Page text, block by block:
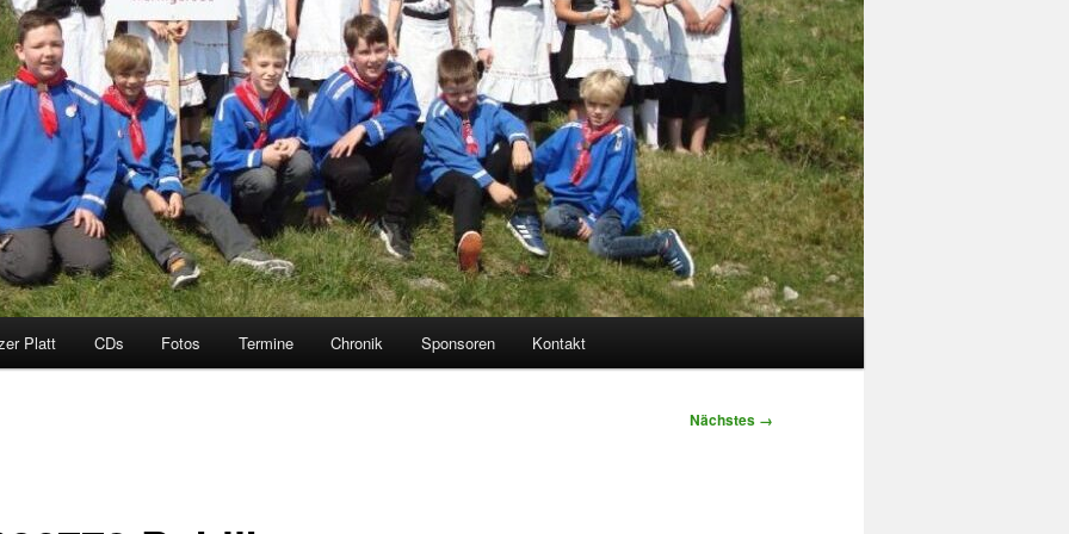
Platt CDs Fotos Termine Chronik Sponsoren Kontakt
Nächstes →